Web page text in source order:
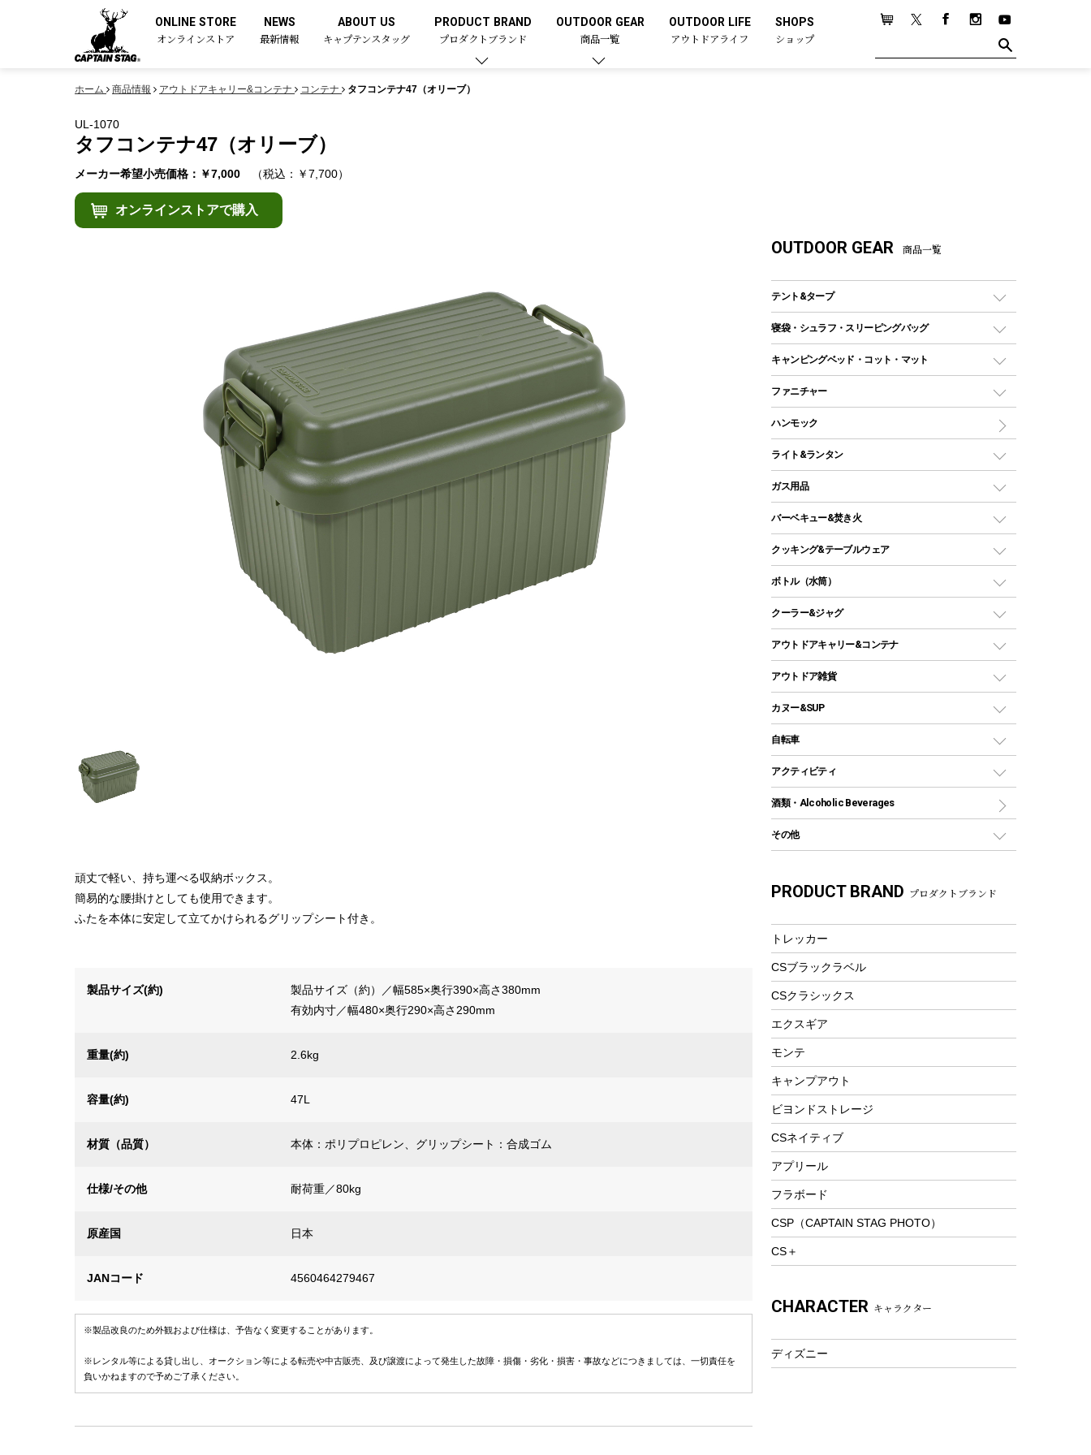
ONLINE STORE
オンラインストア
NEWS
最新情報
ABOUT US
キャプテンスタッグ
PRODUCT BRAND
プロダクトブランド
OUTDOOR GEAR
商品一覧
OUTDOOR LIFE
アウトドアライフ
SHOPS
ショップ
ホーム 商品情報 アウトドアキャリー&コンテナ コンテナ タフコンテナ47（オリーブ）
UL-1070
タフコンテナ47（オリーブ）
メーカー希望小売価格：￥7,000 （税込：￥7,700）
オンラインストアで購入
頑丈で軽い、持ち運べる収納ボックス。
簡易的な腰掛けとしても使用できます。
ふたを本体に安定して立てかけられるグリップシート付き。
製品サイズ(約)
製品サイズ（約）／幅585×奥行390×高さ380mm
有効内寸／幅480×奥行290×高さ290mm
重量(約) 2.6kg
容量(約) 47L
材質（品質） 本体：ポリプロピレン、グリップシート：合成ゴム
仕様/その他 耐荷重／80kg
原産国 日本
JANコード 4560464279467
※製品改良のため外観および仕様は、予告なく変更することがあります。
※レンタル等による貸し出し、オークション等による転売や中古販売、及び譲渡によって発生した故障・損傷・劣化・損害・事故などにつきましては、一切責任を
負いかねますので予めご了承ください。
OUTDOOR GEAR 商品一覧
テント&タープ
テント
ツールームテント
ワンポールテント
シェルターテント
ロッジ型・オリジナルテント
タープ
スクエアタープ（レクタタープ）
メッシュタープ
自立式タープ
パラソル
テントアクセサリー
ペグ
グランドシート
ガイドロープ
ツール
寝袋・シュラフ・スリーピングバッグ
レクタングラー型（封筒型）シュラフ
インナーシュラフ
キャンピングベッド・コット・マット
キャンピングベッド・コット
インフレータブルマット
ファニチャー
アウトドアテーブル
レジャーシート
ハンモック
ライト&ランタン
LEDランタン
ガスランタン
オイルランタン
LEDライト
ヘッドライト
キャンドル
ガス用品
ガスバーナー
ガス缶
ガストーチ、ライター
バーベキュー&焚き火
バーベキューコンロ、グリル
焚き火台タイプ（ロースタイル）グリル
卓上タイプグリル
パーティータイプグリル
鉄板、アミ
焚き火台&ストーブ
火起こし
バーベキューツール
燃料・着火剤・炭
クッキング&テーブルウェア
ダッチオーブン
ホットサンドメーカー
クッカーセット
シェラカップ
クッキングツール
ナイフ
カトラリー
マグカップ、カップ
フードボトル
コーヒー&ミル
トレー
ランチョンマット
ランチボックス
ピクニックセット
ボトル（水筒）
ステンレスボトル
コップ付きタイプ
ワンタッチタイプ
プラスチックボトル
ディズニーボトル
クーラー&ジャグ
クーラーボックス
クーラーバッグ
ウォータージャグ
保冷剤
アウトドアキャリー&コンテナ
アウトドアキャリー
アウトドア雑貨
バックパック&バッグ
リュック、バックパック
トートバッグ、サコッシュ
ショッピングキャリー
その他アウトドア雑貨
レイン
ツール、他
カヌー&SUP
インフレータブル
カヤック
パドル
ヘルメット
アクセサリー
自転車
折りたたみ自転車
スポーツサイクル
シティサイクル
自転車用アクセサリー
自転車ウェア
アクティビティ
マリン
ラッシュガード
テント
フローティングベスト
ヘルメット
エアーポンプ
ウィンター
防寒ウェア
ツール&アクセサリー
トレッキング
トレッキングステッキ
トレッキングアクセサリー
プレイグッズ
ウェルネス
フィットネス
アクセサリー
酒類・Alcoholic Beverages
その他
湯たんぽ
PRODUCT BRAND プロダクトブランド
トレッカー
CSブラックラベル
CSクラシックス
エクスギア
モンテ
キャンプアウト
ビヨンドストレージ
CSネイティブ
アプリール
フラボード
CSP（CAPTAIN STAG PHOTO）
CS＋
CHARACTER キャラクター
ディズニー